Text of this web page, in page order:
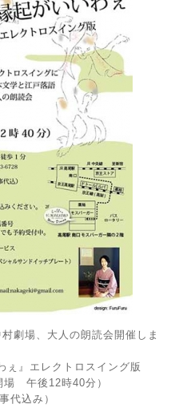
劇場、大人の朗読会開催しま
ぇ』エレクトロスイング版
場 午後12時40分）
代込み）